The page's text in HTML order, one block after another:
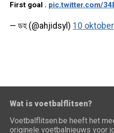
First goal . pic.twitter.com/
— ডহ (@ahjidsyl) 10
Wat is voetbalflitsen?
Voetbalflitsen.be heeft het
originele voetbalnieuws voor